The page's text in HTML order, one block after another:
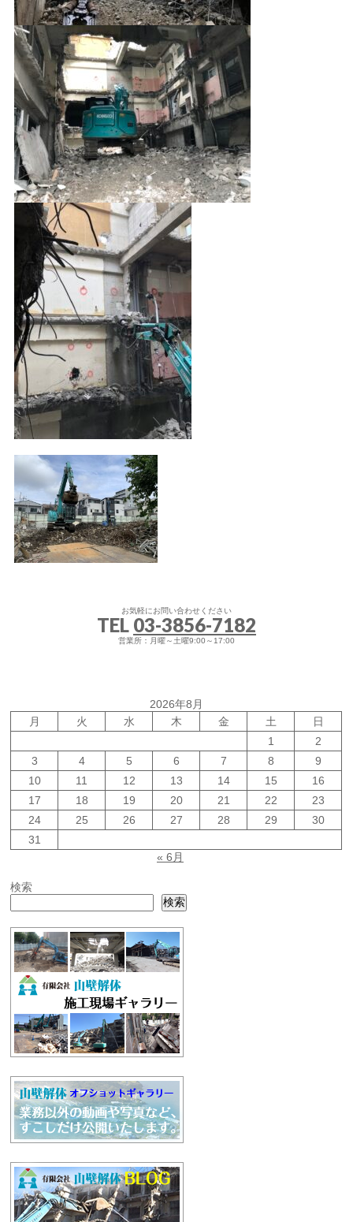
お気軽にお問い合わせください
TEL 03-3856-7182
営業所：月曜～土曜9:00～17:00
2026年8月
月
火 水 木 金 土
日
1
2
3
4 5 6 7 8
9
10
11 12 13 14 15
16
17
18 19 20 21 22
23
24
25 26 27 28 29
30
31
« 6月
検索
検索